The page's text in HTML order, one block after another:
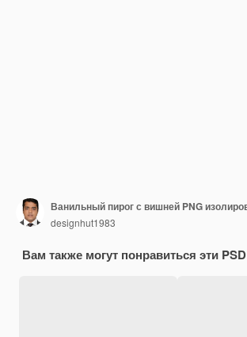
designhut1983
Вам также могут понравиться эти PSD